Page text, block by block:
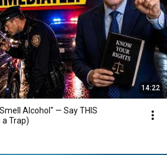
14:22
Alcohol" — Say THIS
a Trap)